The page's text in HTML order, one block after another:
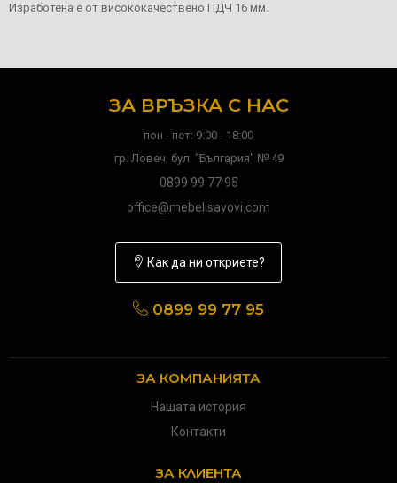
Изработена е от висококачествено ПДЧ 16 мм.
ЗА ВРЪЗКА С НАС
пон - пет: 9:00 - 18:00
гр. Ловеч, бул. "България" № 49
0899 99 77 95
office@mebelisavovi.com
Как да ни откриете?
0899 99 77 95
ЗА КОМПАНИЯТА
Нашата история
Контакти
ЗА КЛИЕНТА